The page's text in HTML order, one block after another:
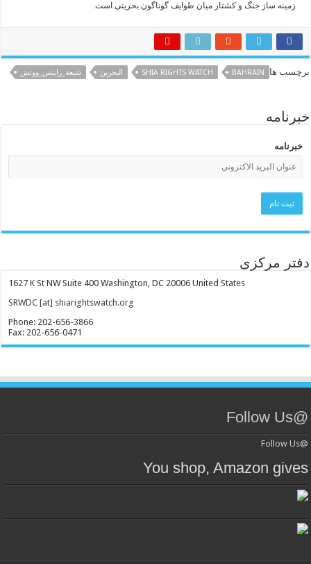
زمینه ساز جنگ و کشتار میان طوایف گوناگون بحرینی است.
برچسب ها BAHRAIN
SHIA RIGHTS WATCH البحرين شيعة_رايتس_ووتش
خبرنامه
خبرنامه
دفتر مرکزی
1627 K St NW Suite 400 Washington, DC 20006 United States
SRWDC [at] shiarightswatch.org
Phone: 202-656-3866
Fax: 202-656-0471
@Follow Us
@Follow Us
You shop, Amazon gives